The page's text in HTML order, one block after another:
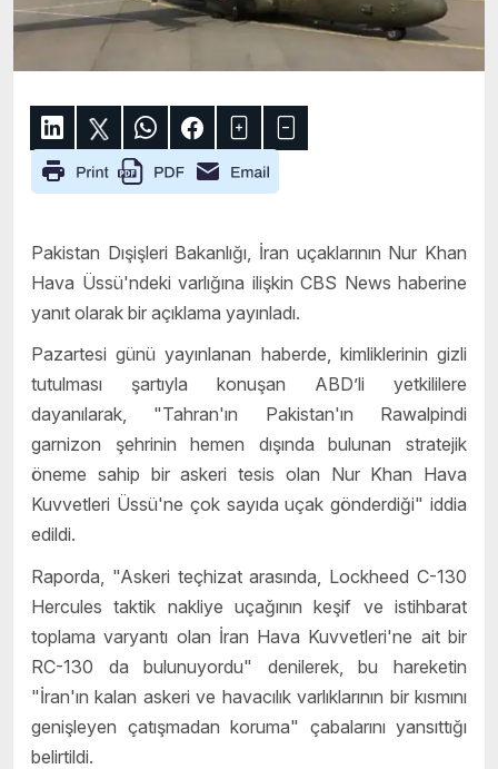
Pakistan Dışişleri Bakanlığı, İran uçaklarının Nur Khan
Hava Üssü'ndeki varlığına ilişkin CBS News haberine
yanıt olarak bir açıklama yayınladı.
Pazartesi günü yayınlanan haberde, kimliklerinin gizli
tutulması şartıyla konuşan ABD’li yetkililere
dayanılarak, "Tahran'ın Pakistan'ın Rawalpindi
garnizon şehrinin hemen dışında bulunan stratejik
öneme sahip bir askeri tesis olan Nur Khan Hava
Kuvvetleri Üssü'ne çok sayıda uçak gönderdiği" iddia
edildi.
Raporda, "Askeri teçhizat arasında, Lockheed C-130
Hercules taktik nakliye uçağının keşif ve istihbarat
toplama varyantı olan İran Hava Kuvvetleri'ne ait bir
RC-130 da bulunuyordu" denilerek, bu hareketin
"İran'ın kalan askeri ve havacılık varlıklarının bir kısmını
genişleyen çatışmadan koruma" çabalarını yansıttığı
belirtildi.